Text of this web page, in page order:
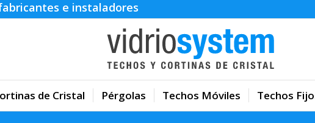
e instaladores
de Cristal Pérgolas Techos Móviles Techos